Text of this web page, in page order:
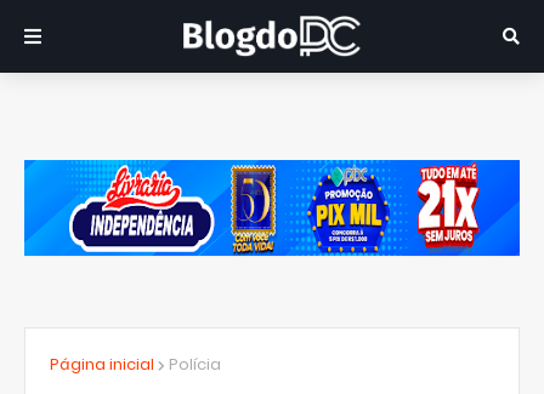
Página inicial Polícia